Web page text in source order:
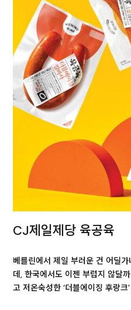
CJ제일제당 육공육
베를린에서 제일 부러운 건 어딜
데, 한국에서도 이젠 부럽지 않달
고 저온숙성한 ‘더블에이징 후랑